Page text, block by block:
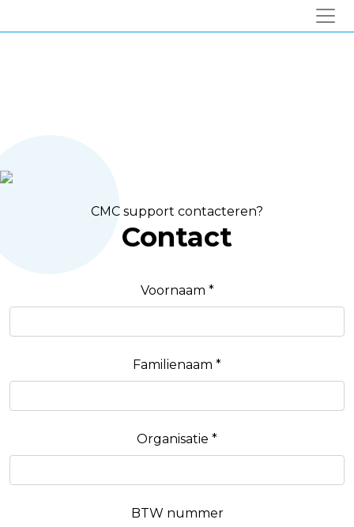
CMC support contacteren?
Contact
Voornaam *
Familienaam *
Organisatie *
BTW nummer